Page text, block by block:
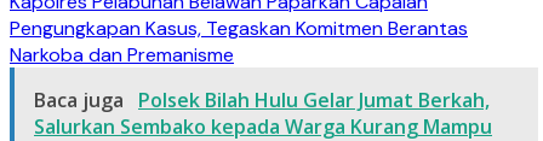
Pengungkapan Kasus, Tegaskan Komitmen Berantas
Narkoba dan Premanisme
Baca juga
Polsek Bilah Hulu Gelar Jumat Berkah,
Salurkan Sembako kepada Warga Kurang Mampu